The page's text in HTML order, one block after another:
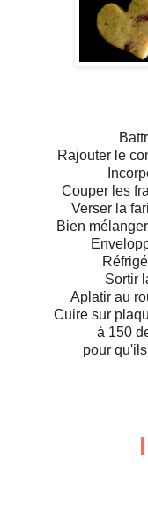
Rajouter le
Couper les
Verser la
Bien
Sortir
Aplatir au
Cuire sur
à 150
pour